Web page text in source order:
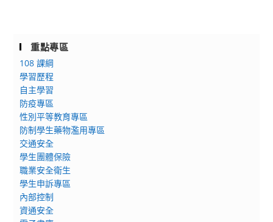
重點專區
108 課綱
學習歷程
自主學習
防疫專區
性別平等教育專區
防制學生藥物濫用專區
交通安全
學生團體保險
職業安全衛生
學生申訴專區
內部控制
資通安全